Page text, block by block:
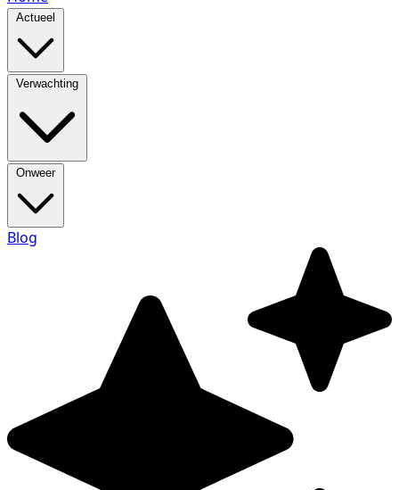
Actueel
Verwachting
Onweer
Blog